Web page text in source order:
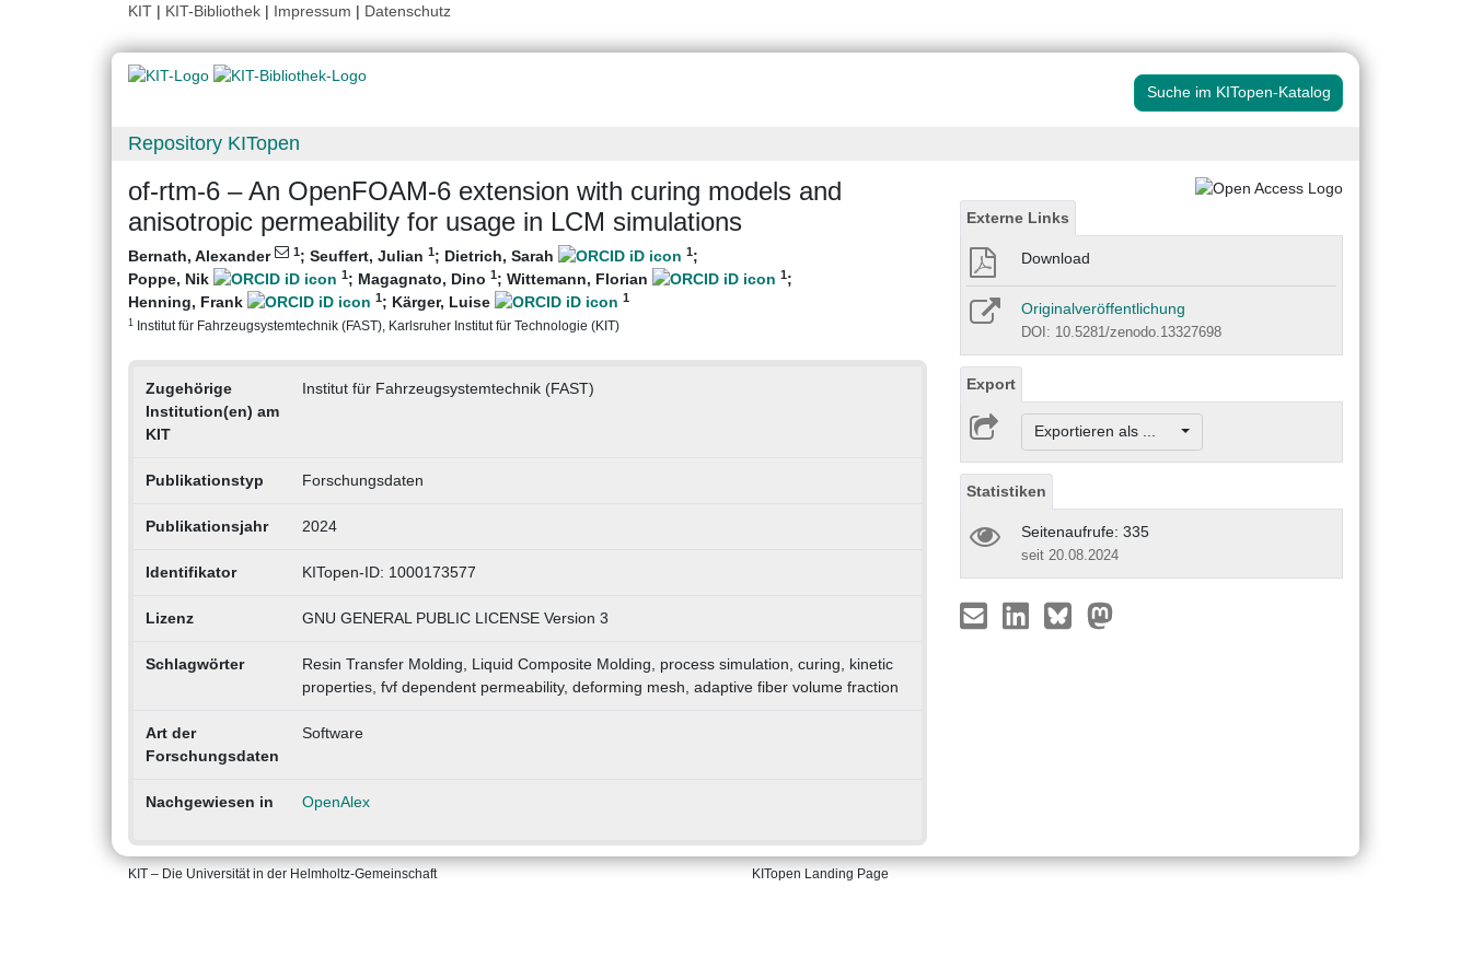
KIT | KIT-Bibliothek | Impressum | Datenschutz
Suche im KITopen-Katalog
Repository KITopen
of-rtm-6 – An OpenFOAM-6 extension with curing models and
anisotropic permeability for usage in LCM simulations
Bernath, Alexander 1; Seuffert, Julian 1; Dietrich, Sarah 1;
Poppe, Nik
1; Magagnato, Dino 1; Wittemann, Florian 1;
Henning, Frank
1; Kärger, Luise 1
1 Institut für Fahrzeugsystemtechnik (FAST), Karlsruher Institut für Technologie (KIT)
Zugehörige
Institution(en) am
KIT
Institut für Fahrzeugsystemtechnik (FAST)
Publikationstyp Forschungsdaten
Publikationsjahr 2024
Identifikator KITopen-ID: 1000173577
Lizenz GNU GENERAL PUBLIC LICENSE Version 3
Schlagwörter
Resin Transfer Molding, Liquid Composite Molding, process simulation, curing, kinetic
properties, fvf dependent permeability, deforming mesh, adaptive fiber volume fraction
Art der
Forschungsdaten
Software
Nachgewiesen in OpenAlex
Externe Links
Download
Originalveröffentlichung
DOI: 10.5281/zenodo.13327698
Export
Exportieren als ...
Statistiken
Seitenaufrufe: 335
seit 20.08.2024
KIT – Die Universität in der Helmholtz-Gemeinschaft KITopen Landing Page